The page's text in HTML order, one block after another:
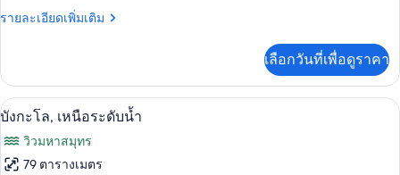
รายละเอียดเพิ่มเติม
ราย
เกี่ยว
กับ
รอยัล
เลือกวันที่เพื่อดูราคา
เปิด
ภาพถ่าย
ทั้งหมด
เครื่องนอนระดับพรีเมียม, มินิบาร์ฟรี,
7
บังกะโล, เหนือระดับน้ำ
วิวมหาสมุทร
79 ตารางเมตร